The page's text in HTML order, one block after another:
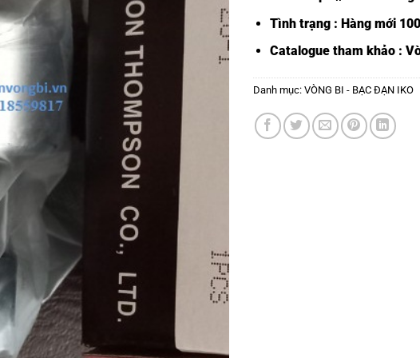
Tình trạng : Hàng mới
Catalogue tham khảo :
Danh mục: VÒNG BI - BẠC ĐẠN IKO